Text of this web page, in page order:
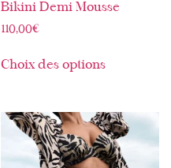
Bikini Demi Mousse
110,00€
Choix des options